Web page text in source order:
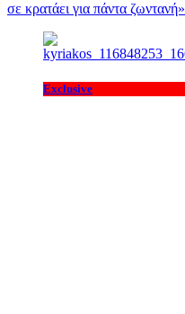
σε κρατάει για πάντα ζωντανή»
Exclusive